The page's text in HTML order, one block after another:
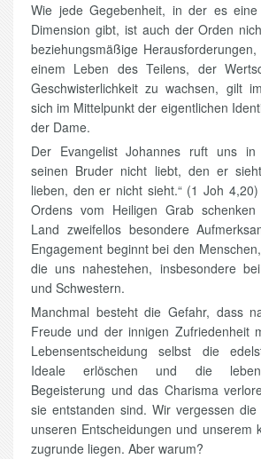
Wie jede Gegebenheit, in der es eine
Dimension gibt, ist auch der Orden
beziehungsmäßige
einem Leben des Teilens, der
Geschwisterlichkeit zu wachsen, gilt
sich im Mittelpunkt der eigentlichen
der Dame.
Der Evangelist Johannes ruft uns in
seinen Bruder nicht liebt, den er
lieben, den er nicht sieht.“ (1 Joh
Ordens vom Heiligen Grab
Land zweifellos besondere
Engagement beginnt bei den
die uns nahestehen, insbesondere
und Schwestern.
Manchmal besteht die Gefahr, dass
Freude und der innigen Zufriedenheit
Lebensentscheidung selbst die
Ideale erlöschen und die
Begeisterung und das Charisma
sie entstanden sind. Wir vergessen
unseren Entscheidungen und unserem
zugrunde liegen. Aber warum?